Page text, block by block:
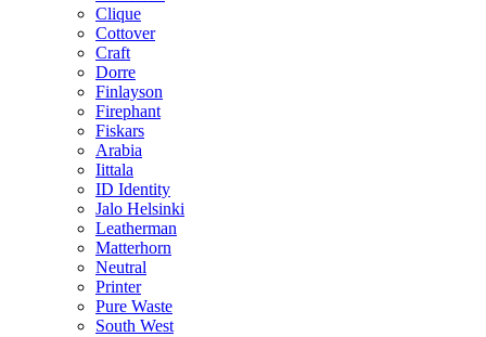
Clique
Cottover
Craft
Dorre
Finlayson
Firephant
Fiskars
Arabia
Iittala
ID Identity
Jalo Helsinki
Leatherman
Matterhorn
Neutral
Printer
Pure Waste
South West